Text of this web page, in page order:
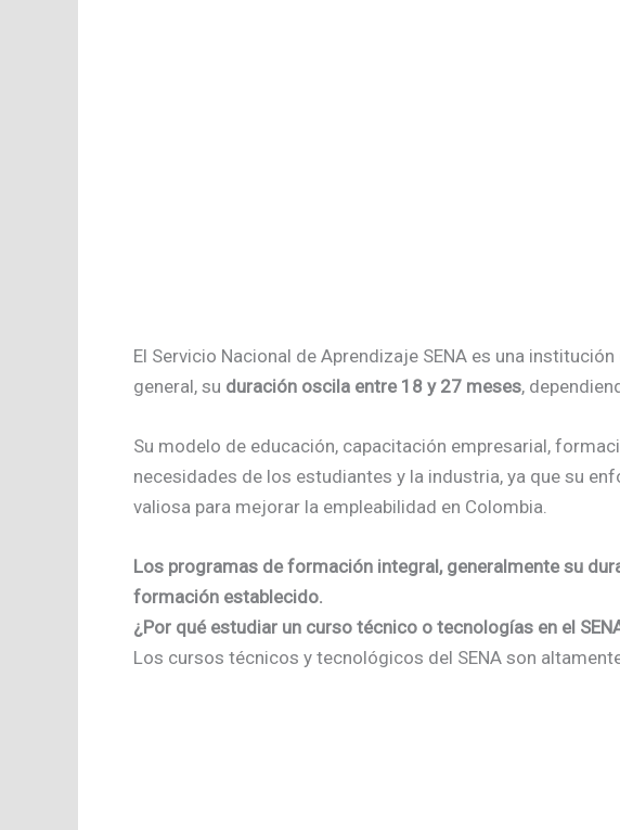
El Servicio Nacional de Aprendizaje SENA es una
general, su duración oscila entre 18 y 27 meses,
Su modelo de educación, capacitación empresarial,
necesidades de los estudiantes y la industria, ya que su
valiosa para mejorar la empleabilidad en Colombia.
Los programas de formación integral, generalmente su
formación establecido.
¿Por qué estudiar un curso técnico o tecnologías en el
Los cursos técnicos y tecnológicos del SENA son